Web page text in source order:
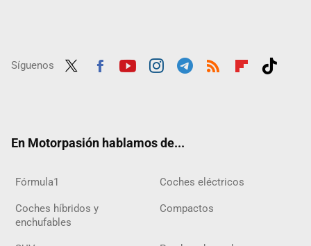
Síguenos
En Motorpasión hablamos de...
Fórmula1 Coches eléctricos
Coches híbridos y
enchufables
Compactos